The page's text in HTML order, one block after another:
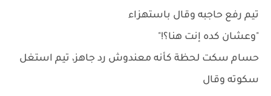
تيم رفع حاجبه وقال باستهزاء
"وعشان كده إنت هنا؟!"
حسام سكت لحظة كأنه معندوش رد جاهز، تيم استغل
سكوته وقال